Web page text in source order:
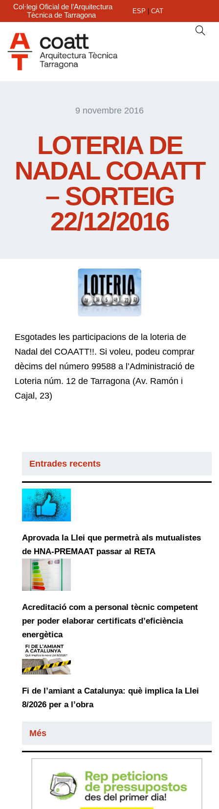
Col·legi Oficial de l’Arquitectura
Tècnica de Tarragona
ESP CAT
9 novembre 2016
LOTERIA DE
NADAL COAATT
– SORTEIG
22/12/2016
Esgotades les participacions de la loteria de
Nadal del COAATT!!. Si voleu, podeu comprar
dècims del número 99588 a l’Administració de
Loteria núm. 12 de Tarragona (Av. Ramón i
Cajal, 23)
Entrades recents
Aprovada la Llei que permetrà als mutualistes
de HNA-PREMAAT passar al RETA
Acreditació com a personal tècnic competent
per poder elaborar certificats d’eficiència
energètica
Fi de l’amiant a Catalunya: què implica la Llei
8/2026 per a l’obra
Més